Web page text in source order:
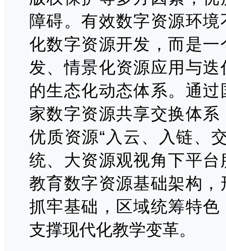
障碍。有效数字资源环
化数字资源开发，而是
发、情景化资源应用与
的生态化动态体系。通
家数字资源共享交换体
优质资源“入云、入链、
统、大资源观视角下平
教育数字资源基础架构
抓牢基础，区域统筹特
支撑现代化教学变革。